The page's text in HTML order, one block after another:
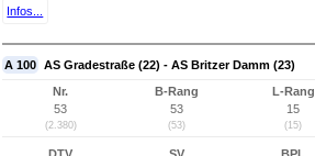
Infos...
A 100 AS Gradestraße (22) - AS Britzer Damm (23)
Nr.
53
(2.380)
B-Rang
53
(53)
L-Rang
15
(15)